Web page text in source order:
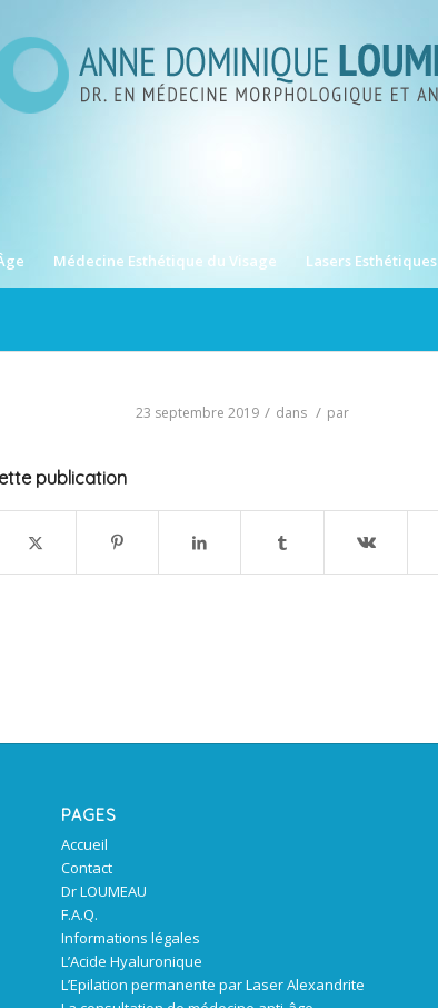
Médecine Esthétique du Visage Lasers Esthétiques
23 septembre 2019 / dans / par
publication
PAGES
Accueil
Contact
Dr LOUMEAU
F.A.Q.
Informations légales
L’Acide Hyaluronique
L’Epilation permanente par Laser Alexandrite